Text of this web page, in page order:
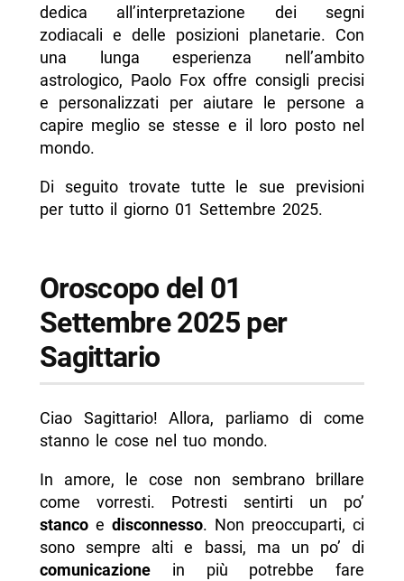
dedica all’interpretazione dei segni
zodiacali e delle posizioni planetarie. Con
una lunga esperienza nell’ambito
astrologico, Paolo Fox offre consigli precisi
e personalizzati per aiutare le persone a
capire meglio se stesse e il loro posto nel
mondo.
Di seguito trovate tutte le sue previsioni
per tutto il giorno 01 Settembre 2025.
Oroscopo del 01
Settembre 2025 per
Sagittario
Ciao Sagittario! Allora, parliamo di come
stanno le cose nel tuo mondo.
In amore, le cose non sembrano brillare
come vorresti. Potresti sentirti un po’
stancoe disconnesso. Non preoccuparti, ci
sono sempre alti e bassi, ma un po’ di
comunicazionein più potrebbe fare